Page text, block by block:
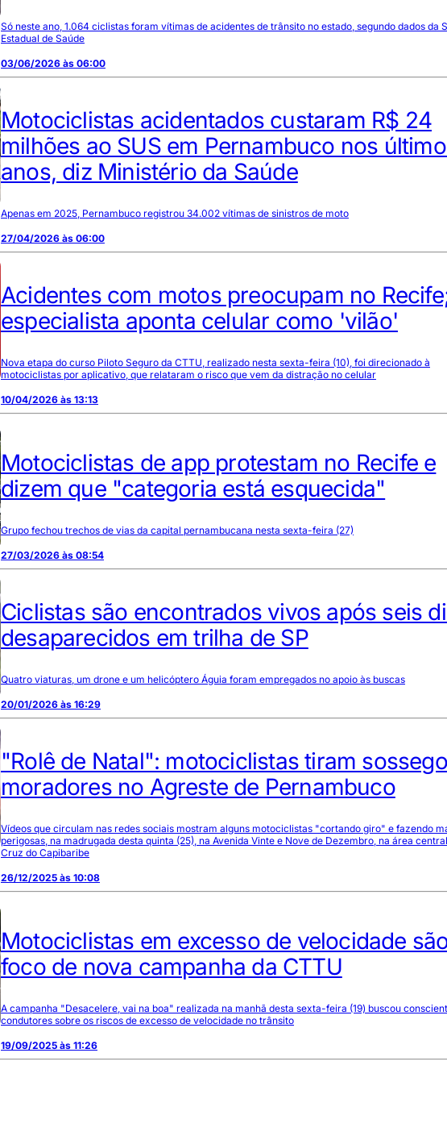
Só neste ano, 1.064 ciclistas foram vítimas de acidentes de trânsito no estado, segundo dados da
Estadual de Saúde
03/06/2026 às 06:00
Motociclistas acidentados custaram R$ 24
milhões ao SUS em Pernambuco nos
anos, diz Ministério da Saúde
Apenas em 2025, Pernambuco registrou 34.002 vítimas de sinistros de moto
27/04/2026 às 06:00
Acidentes com motos preocupam no
especialista aponta celular como 'vilão'
Nova etapa do curso Piloto Seguro da CTTU, realizado nesta sexta-feira (10), foi direcionado à
motociclistas por aplicativo, que relataram o risco que vem da distração no celular
10/04/2026 às 13:13
Motociclistas de app protestam no Recife e
dizem que "categoria está esquecida"
Grupo fechou trechos de vias da capital pernambucana nesta sexta-feira (27)
27/03/2026 às 08:54
Ciclistas são encontrados vivos após seis
desaparecidos em trilha de SP
Quatro viaturas, um drone e um helicóptero Águia foram empregados no apoio às buscas
20/01/2026 às 16:29
"Rolê de Natal": motociclistas tiram
moradores no Agreste de Pernambuco
Vídeos que circulam nas redes sociais mostram alguns motociclistas "cortando giro" e fazendo
perigosas, na madrugada desta quinta (25), na Avenida Vinte e Nove de Dezembro, na área
Cruz do Capibaribe
26/12/2025 às 10:08
Motociclistas em excesso de velocidade
foco de nova campanha da CTTU
A campanha "Desacelere, vai na boa" realizada na manhã desta sexta-feira (19) buscou
condutores sobre os riscos de excesso de velocidade no trânsito
19/09/2025 às 11:26